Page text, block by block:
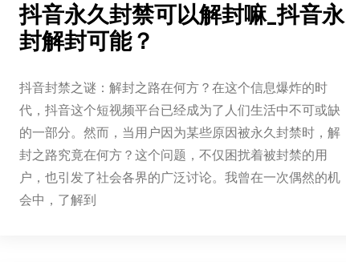
抖音永久封禁可以解封嘛_抖音永
封解封可能？
抖音封禁之谜：解封之路在何方？在这个信息爆炸的时
代，抖音这个短视频平台已经成为了人们生活中不可或缺
的一部分。然而，当用户因为某些原因被永久封禁时，解
封之路究竟在何方？这个问题，不仅困扰着被封禁的用
户，也引发了社会各界的广泛讨论。我曾在一次偶然的机
会中，了解到